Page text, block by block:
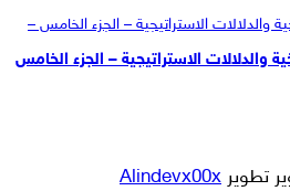
والدلالات الاستراتيجية – الجزء الخامس
Alindevx00x